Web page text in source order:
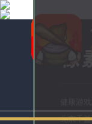
北京千